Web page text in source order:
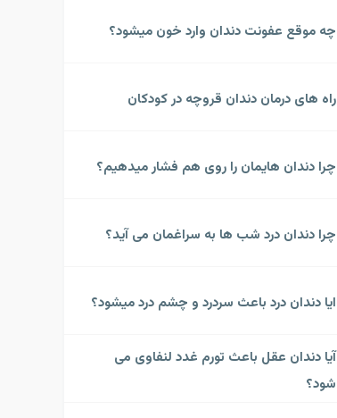
چه موقع عفونت دندان وارد خون میشود؟
راه های درمان دندان قروچه در کودکان
چرا دندان هایمان را روی هم فشار میدهیم؟
چرا دندان درد شب ها به سراغمان می آید؟
ایا دندان درد باعث سردرد و چشم درد میشود؟
آیا دندان عقل باعث تورم غدد لنفاوی می
شود؟